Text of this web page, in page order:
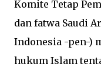
Komite Tetap
dan fatwa Saudi
Indonesia -pen-)
hukum Islam